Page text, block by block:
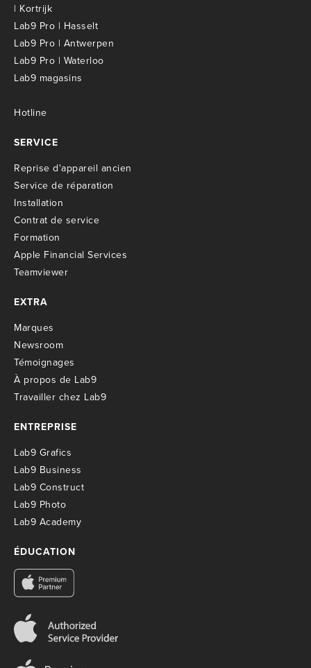
| Kortrijk
Lab9 Pro | Hasselt
Lab9 Pro | Antwerpen
Lab9 Pro | Waterloo
Lab9 magasins
Hotline
SERVICE
Reprise d'appareil ancien
Service de réparation
Installation
Contrat de service
Formation
Apple Financial Services
Teamviewer
EXTRA
Marques
Newsroom
Témoignages
À propos de Lab9
Travailler chez Lab9
ENTREPRISE
Lab9 Grafics
Lab9 Business
Lab9 Construct
Lab9 Photo
Lab9 Academy
ÉDUCATION